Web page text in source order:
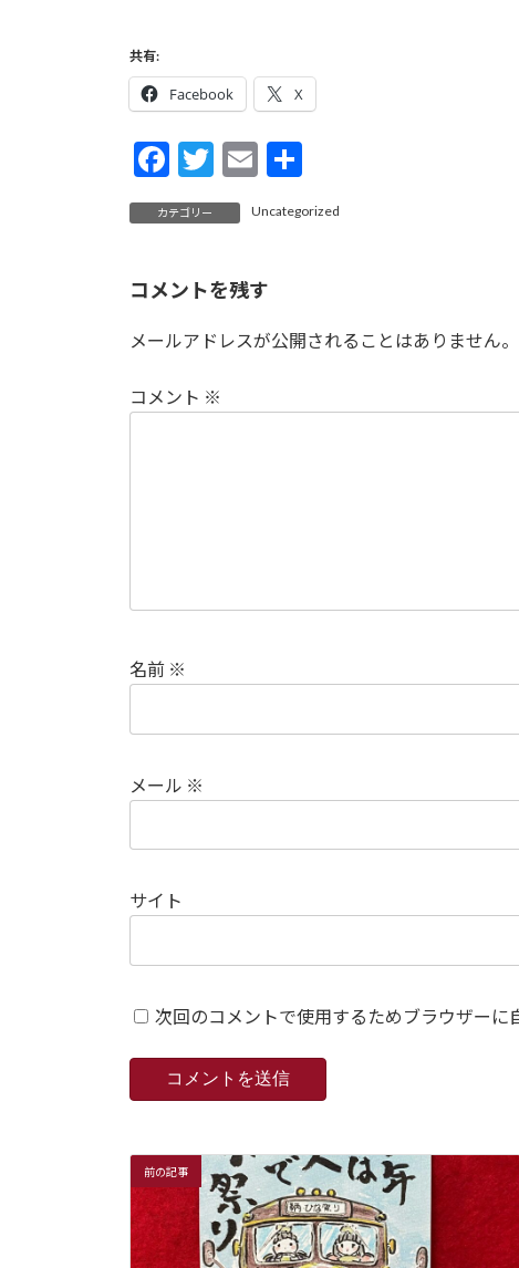
共有:
Facebook X
F
ac
e
o
o
T
w
itt
E
ai
有
カテゴリー Uncategorized
コメントを残す
メールアドレスが公開されることはありません。
コメント ※
名前 ※
メール ※
サイト
次回のコメントで使用するためブラウザーに
前の記事